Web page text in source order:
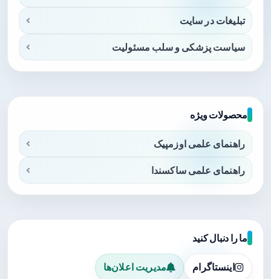
تبلیغات در سایت
سیاست پزشکی و سلب مسئولیت
محصولات ویژه
راهنمای علمی اوزمپیک
راهنمای علمی ساکسندا
ما را دنبال کنید
اینستاگرام مدیریت اعلان‌ها